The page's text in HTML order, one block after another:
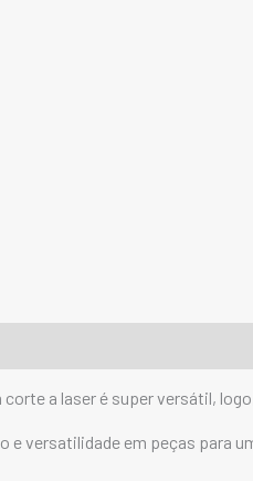
a laser é super versátil,
e versatilidade em peças para